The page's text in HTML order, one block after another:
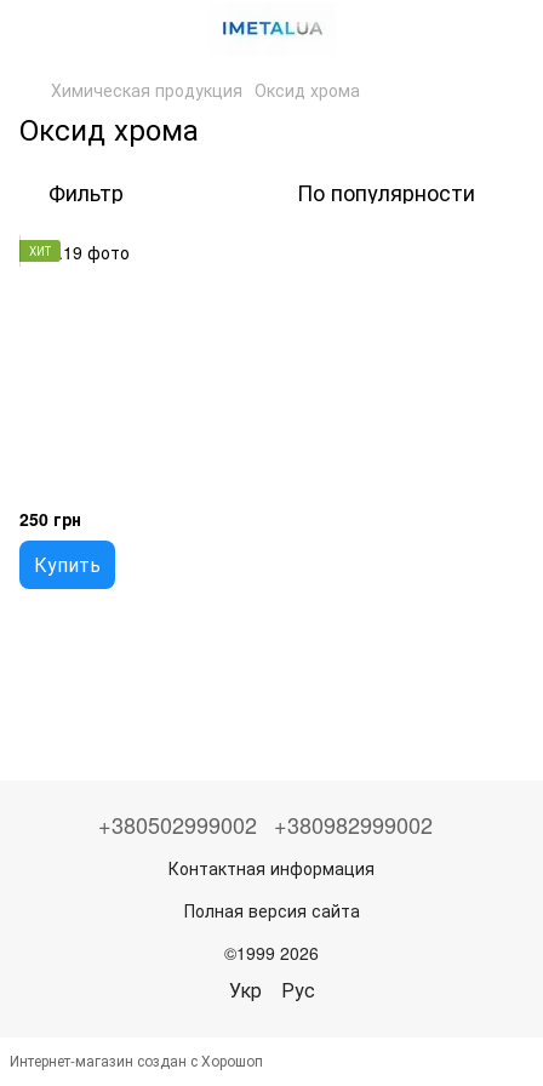
Химическая продукция Оксид хрома
Оксид хрома
Фильтр По популярности
ХИТ
250 грн
Купить
+380502999002 +380982999002
Контактная информация
Полная версия сайта
©1999 2026
Укр Рус
Интернет-магазин создан с Хорошоп